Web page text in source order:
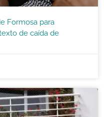
Formosa para
de caída de